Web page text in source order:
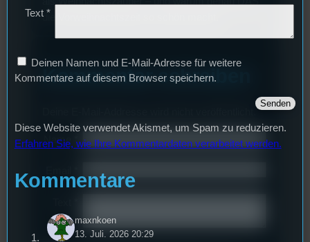
die Vorweihnachtszeit so schön macht.
Kommentar schreiben
Name *
Text *
Deinen Namen und E-Mail-Adresse für weitere
Kommentare auf diesem Browser speichern.
Diese Website verwendet Akismet, um Spam zu reduzieren.
Erfahren Sie, wie Ihre Kommentardaten verarbeitet werden.
Kommentare
maxnkoen
13. Juli. 2026 20:29